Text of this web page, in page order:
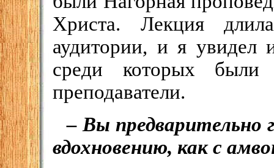
Христа. Лекция
аудитории, и я увидел
среди которых
преподаватели.
– Вы предварительно
вдохновению, как с